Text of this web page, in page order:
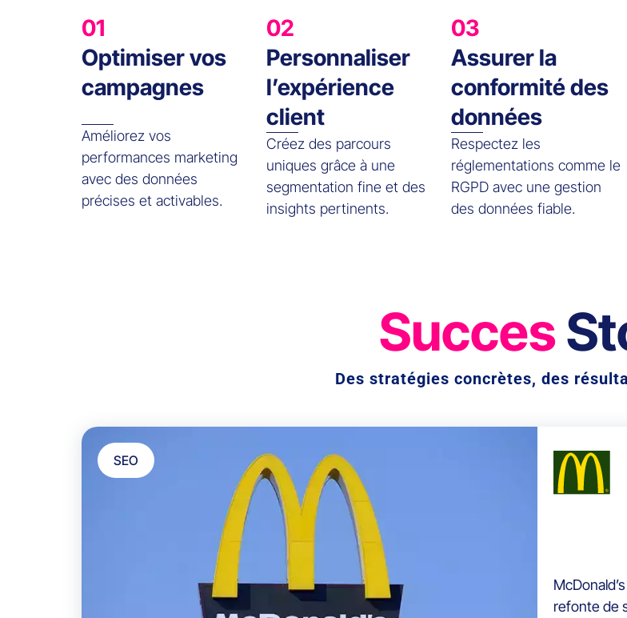
01
Optimiser vos
campagnes
Améliorez vos
performances marketing
avec des données
précises et activables.
02
Personnaliser
l’expérience
client
Créez des parcours
uniques grâce à une
segmentation fine et des
insights pertinents.
03
Assurer la
conformité des
données
Respectez les
réglementations comme le
RGPD avec une gestion
des données fiable.
Succes
Des stratégies concrètes, des
SEO
refonte de